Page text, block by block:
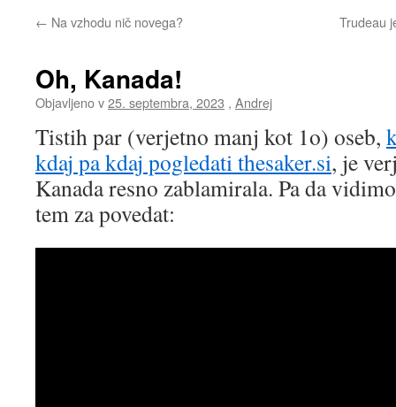
← Na vzhodu nič novega? Trudeau
Oh, Kanada!
Objavljeno v25. septembra, 2023 , Andrej
Tistih par (verjetno manj kot 1o) oseb,
kdaj pa kdaj pogledati thesaker.si, je
Kanada resno zablamirala. Pa da
tem za povedat: